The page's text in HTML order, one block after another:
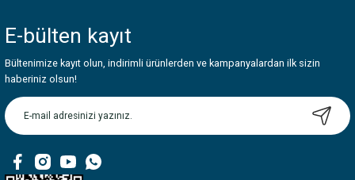
Görüş ve önerileriniz için teşekkür ederiz.
Ürün resmi kalitesiz, bozuk veya görüntülenemiyor.
Ürün açıklamasında eksik bilgiler bulunuyor.
Ürün bilgilerinde hatalar bulunuyor.
Bu ürüne benzer farklı alternatifler olmalı.
E-bülten kayıt
Bültenimize kayıt olun, indirimli ürünlerden ve kampanyalardan ilk sizin
haberiniz olsun!